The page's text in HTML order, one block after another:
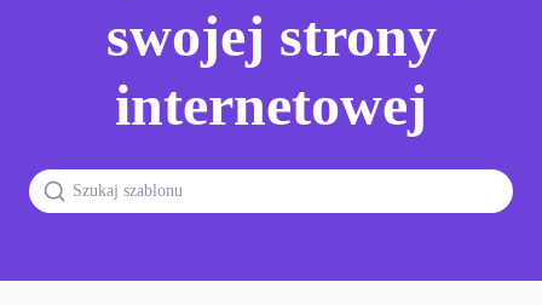
swojej strony
internetowej